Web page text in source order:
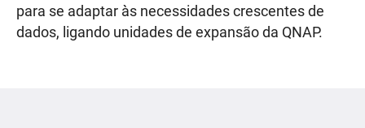
para se adaptar às necessidades crescentes de
dados, ligando unidades de expansão da QNAP.